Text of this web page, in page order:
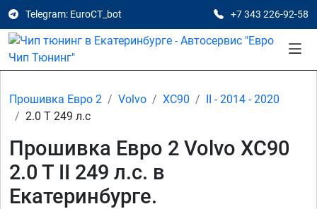
Telegram: EuroCT_bot +7 343 226-92-58
Прошивка Евро 2 Volvo XC90
II - 2014 - 2020
2.0 T 249 л.с
Прошивка Евро 2 Volvo XC90
2.0 T II 249 л.с. в
Екатеринбурге.